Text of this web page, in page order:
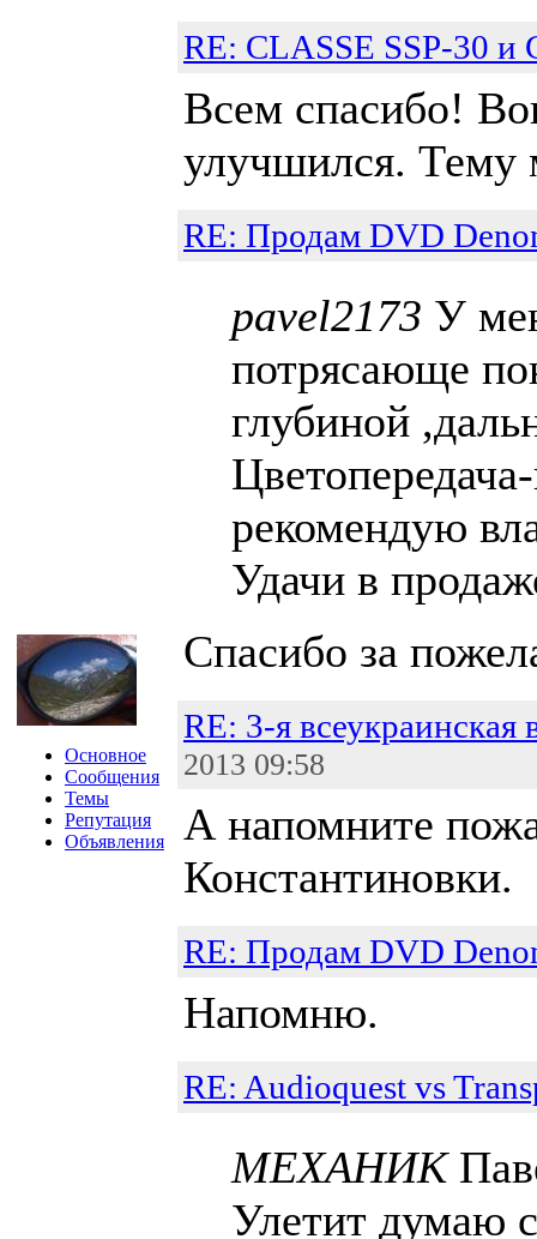
Основное
Сообщения
Темы
Репутация
Объявления
RE: CLASSE SSP-30 и
Всем спасибо!
улучшился. Тему
RE: Продам DVD
pavel2173 У
потрясающе
глубиной
рекомендую
Удачи в
Спасибо за
RE: 3-я
2013 09:58
А напомните
Константиновки.
RE: Продам DVD
Напомню.
RE: Audioquest vs
МЕХАНИК
Улетит думаю